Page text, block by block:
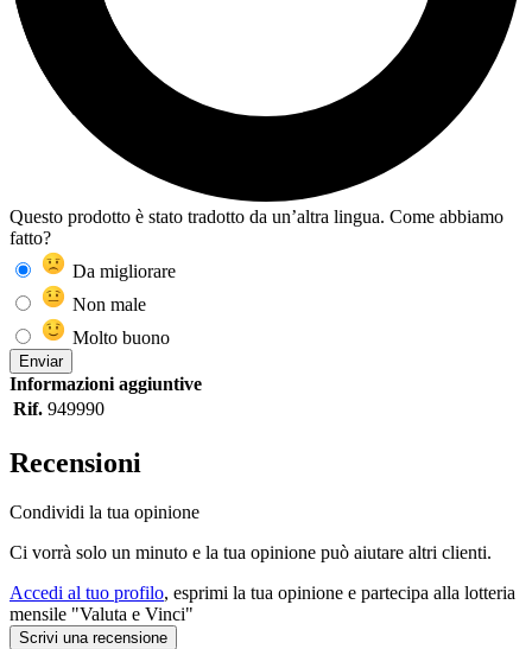
Questo prodotto è stato tradotto da un’altra lingua. Come abbiamo
fatto?
Da migliorare
Non male
Molto buono
Enviar
Informazioni aggiuntive
Rif. 949990
Recensioni
Condividi la tua opinione
Ci vorrà solo un minuto e la tua opinione può aiutare altri clienti.
Accedi al tuo profilo, esprimi la tua opinione e partecipa alla lotteria
mensile "Valuta e Vinci"
Scrivi una recensione